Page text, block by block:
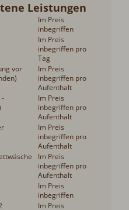
Leistungen
Im Preis
inbegriffen
Im Preis
inbegriffen pro
Tag
vor
Im Preis
inbegriffen pro
Aufenthalt
-
Im Preis
inbegriffen pro
Aufenthalt
Im Preis
inbegriffen pro
Aufenthalt
Im Preis
inbegriffen pro
Aufenthalt
Im Preis
inbegriffen
Im Preis